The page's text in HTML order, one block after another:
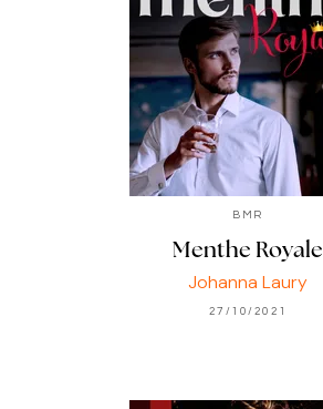
BMR
Menthe Royale
Johanna Laury
27/10/2021